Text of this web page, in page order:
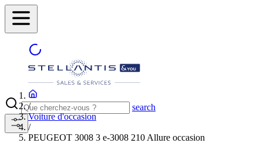
search
/
Voiture d'occasion
/
PEUGEOT 3008 3 e-3008 210 Allure occasion